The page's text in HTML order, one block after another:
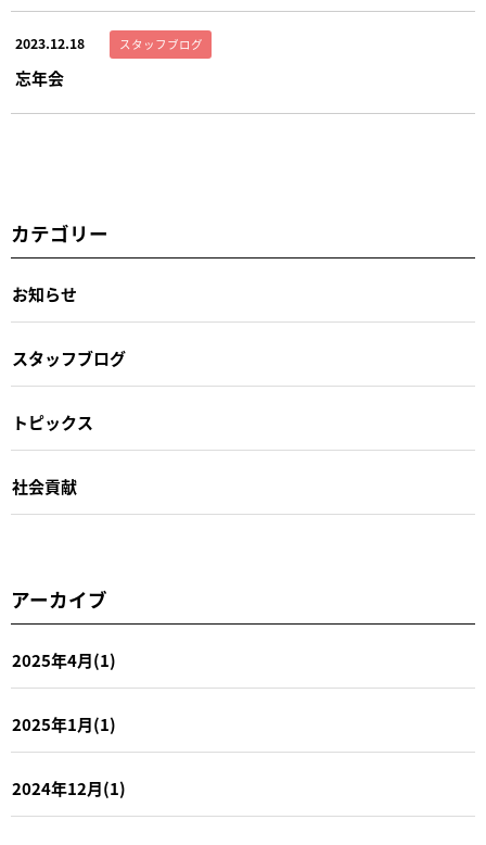
2023.12.18 スタッフブログ
忘年会
カテゴリー
お知らせ
スタッフブログ
トピックス
社会貢献
アーカイブ
2025年4月(1)
2025年1月(1)
2024年12月(1)